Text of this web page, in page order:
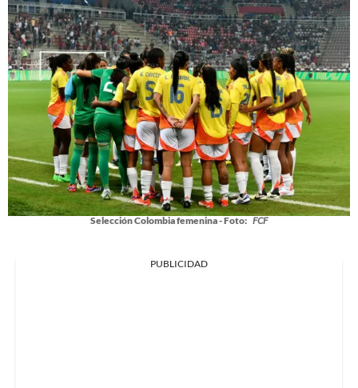
Selección Colombia femenina - Foto: FCF
PUBLICIDAD